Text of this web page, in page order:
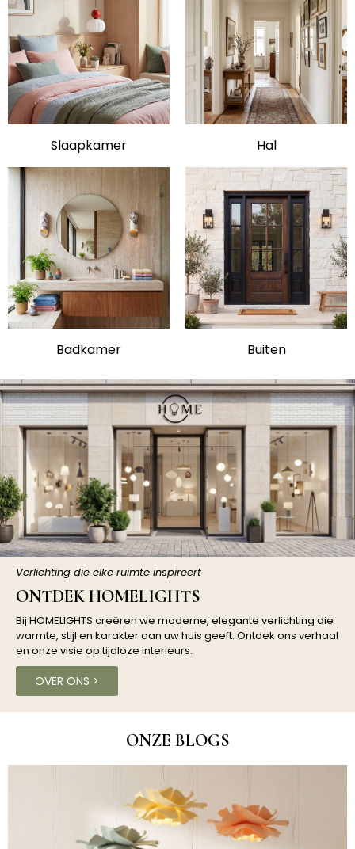
Slaapkamer Hal
Badkamer Buiten
Verlichting die elke ruimte inspireert
ONTDEK HOMELIGHTS
Bij HOMELIGHTS creëren we moderne, elegante verlichting die
warmte, stijl en karakter aan uw huis geeft. Ontdek ons ​​verhaal
en onze visie op tijdloze interieurs.
OVER ONS >
ONZE BLOGS